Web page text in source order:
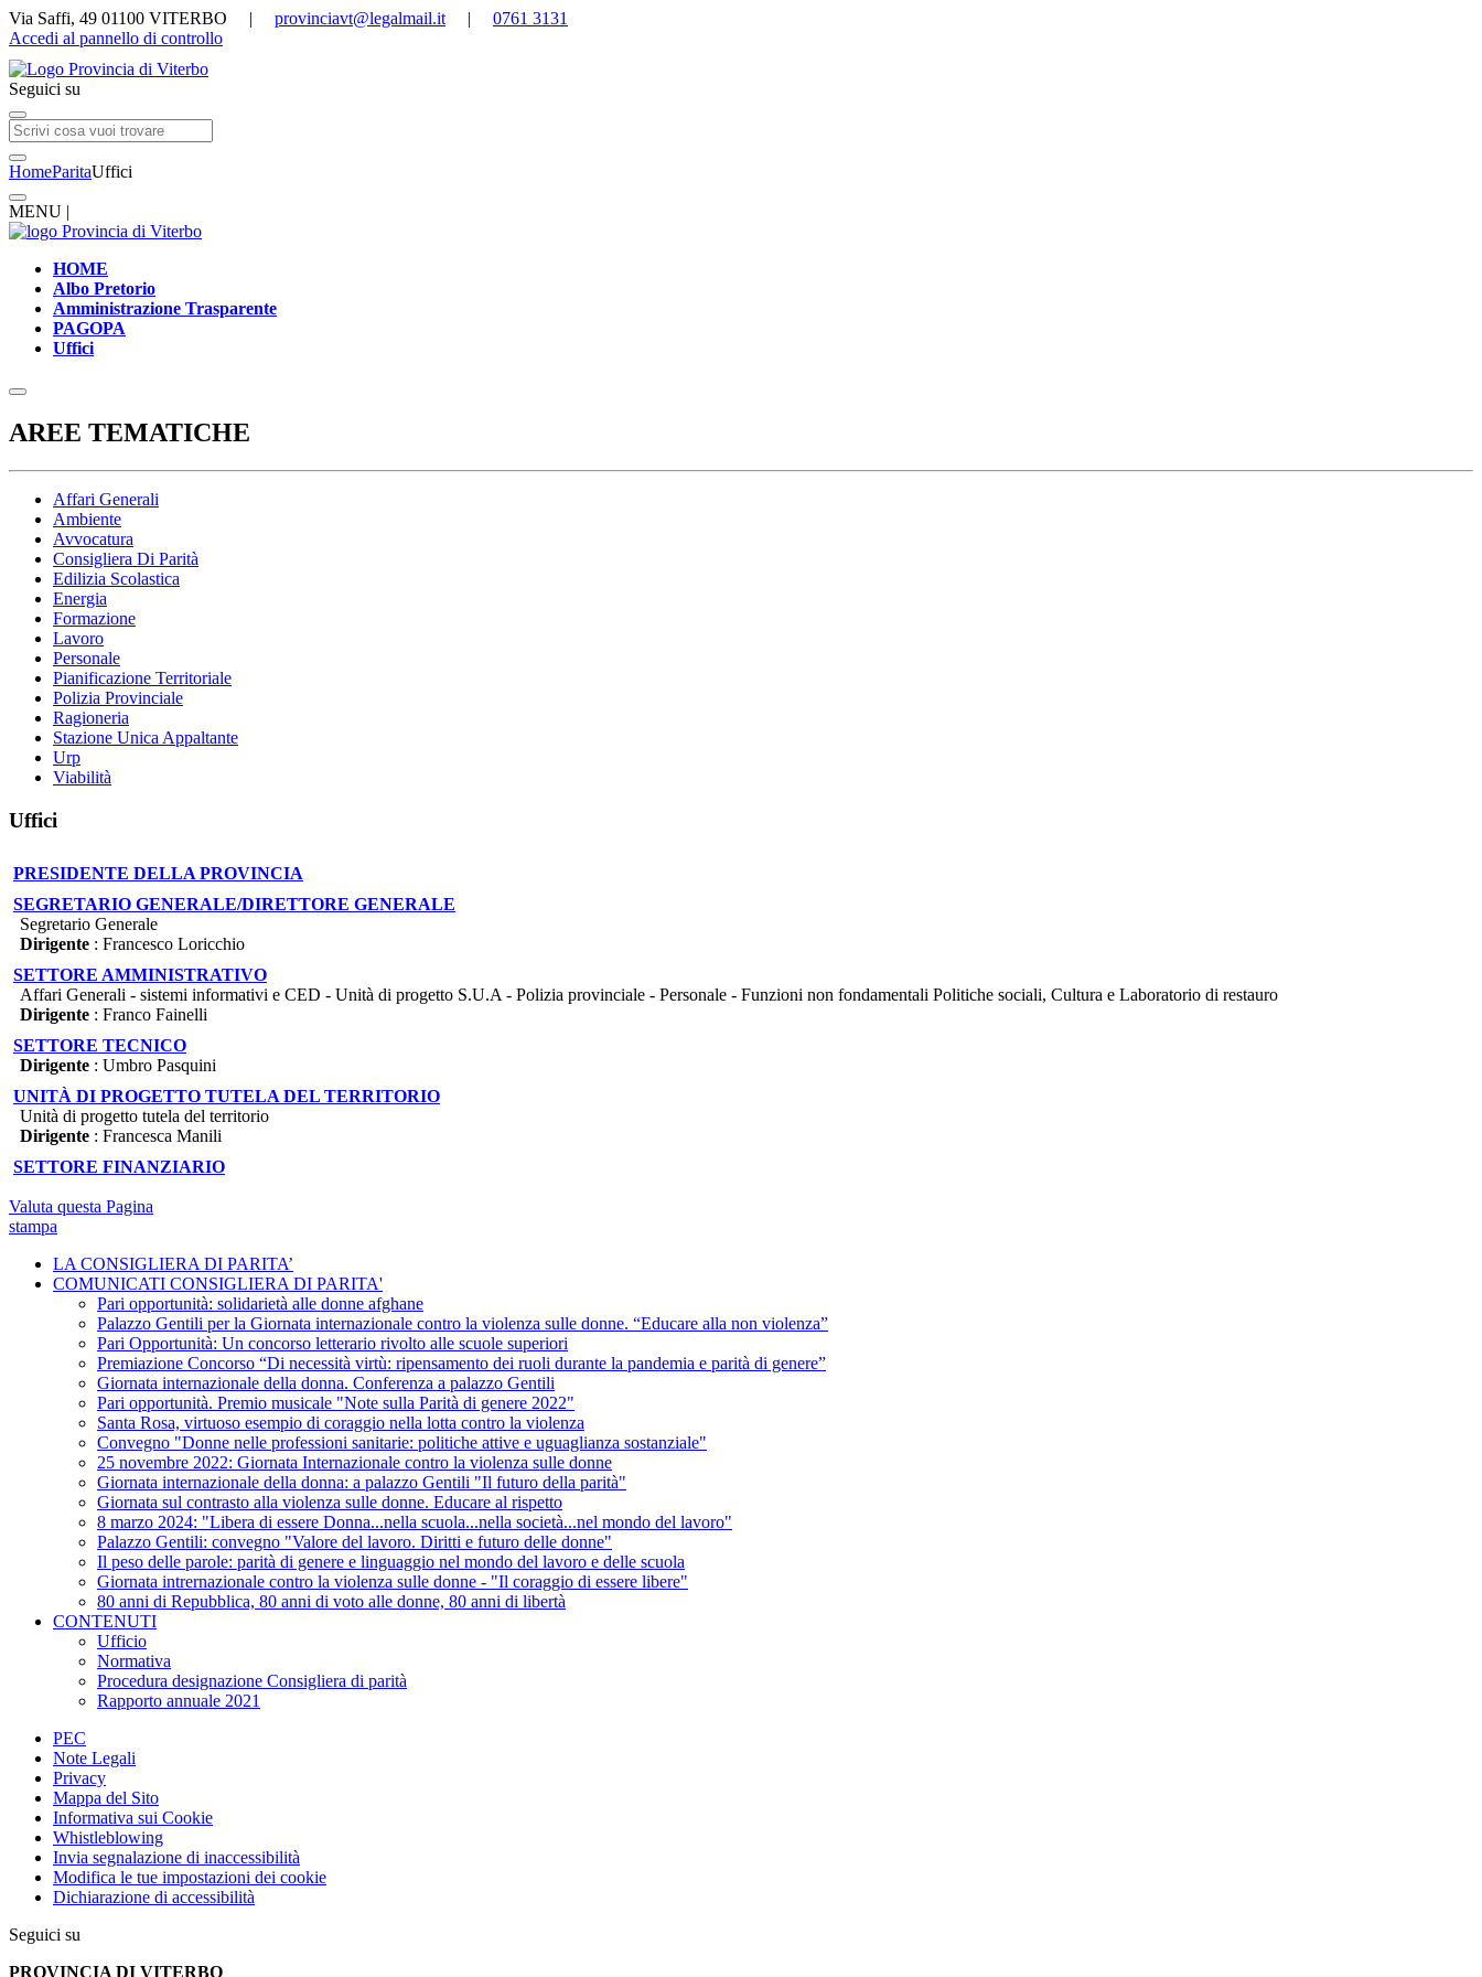
Via Saffi, 49 01100 VITERBO | provinciavt@legalmail.it | 0761 3131
Accedi al pannello di controllo
Seguici su
HomeParitaUffici
MENU |
HOME
Albo Pretorio
Amministrazione Trasparente
PAGOPA
Uffici
AREE TEMATICHE
Affari Generali
Ambiente
Avvocatura
Consigliera Di Parità
Edilizia Scolastica
Energia
Formazione
Lavoro
Personale
Pianificazione Territoriale
Polizia Provinciale
Ragioneria
Stazione Unica Appaltante
Urp
Viabilità
Uffici
PRESIDENTE DELLA PROVINCIA
SEGRETARIO GENERALE/DIRETTORE GENERALE
Segretario Generale
Dirigente : Francesco Loricchio
SETTORE AMMINISTRATIVO
Affari Generali - sistemi informativi e CED - Unità di progetto S.U.A - Polizia provinciale - Personale - Funzioni non fondamentali Politiche sociali, Cultura e Laboratorio di restauro
Dirigente : Franco Fainelli
SETTORE TECNICO
Dirigente : Umbro Pasquini
UNITÀ DI PROGETTO TUTELA DEL TERRITORIO
Unità di progetto tutela del territorio
Dirigente : Francesca Manili
SETTORE FINANZIARIO
Valuta questa Pagina
stampa
LA CONSIGLIERA DI PARITA’
COMUNICATI CONSIGLIERA DI PARITA'
Pari opportunità: solidarietà alle donne afghane
Palazzo Gentili per la Giornata internazionale contro la violenza sulle donne. “Educare alla non violenza”
Pari Opportunità: Un concorso letterario rivolto alle scuole superiori
Premiazione Concorso “Di necessità virtù: ripensamento dei ruoli durante la pandemia e parità di genere”
Giornata internazionale della donna. Conferenza a palazzo Gentili
Pari opportunità. Premio musicale "Note sulla Parità di genere 2022"
Santa Rosa, virtuoso esempio di coraggio nella lotta contro la violenza
Convegno "Donne nelle professioni sanitarie: politiche attive e uguaglianza sostanziale"
25 novembre 2022: Giornata Internazionale contro la violenza sulle donne
Giornata internazionale della donna: a palazzo Gentili "Il futuro della parità"
Giornata sul contrasto alla violenza sulle donne. Educare al rispetto
8 marzo 2024: "Libera di essere Donna...nella scuola...nella società...nel mondo del lavoro"
Palazzo Gentili: convegno "Valore del lavoro. Diritti e futuro delle donne"
Il peso delle parole: parità di genere e linguaggio nel mondo del lavoro e delle scuola
Giornata intrernazionale contro la violenza sulle donne - "Il coraggio di essere libere"
80 anni di Repubblica, 80 anni di voto alle donne, 80 anni di libertà
CONTENUTI
Ufficio
Normativa
Procedura designazione Consigliera di parità
Rapporto annuale 2021
PEC
Note Legali
Privacy
Mappa del Sito
Informativa sui Cookie
Whistleblowing
Invia segnalazione di inaccessibilità
Modifica le tue impostazioni dei cookie
Dichiarazione di accessibilità
Seguici su
PROVINCIA DI VITERBO